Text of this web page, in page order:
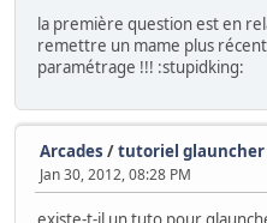
la première question est en
remettre un mame plus
paramétrage !!! :stupidking:
Arcades /tutoriel glauncher
Jan 30, 2012, 08:28 PM